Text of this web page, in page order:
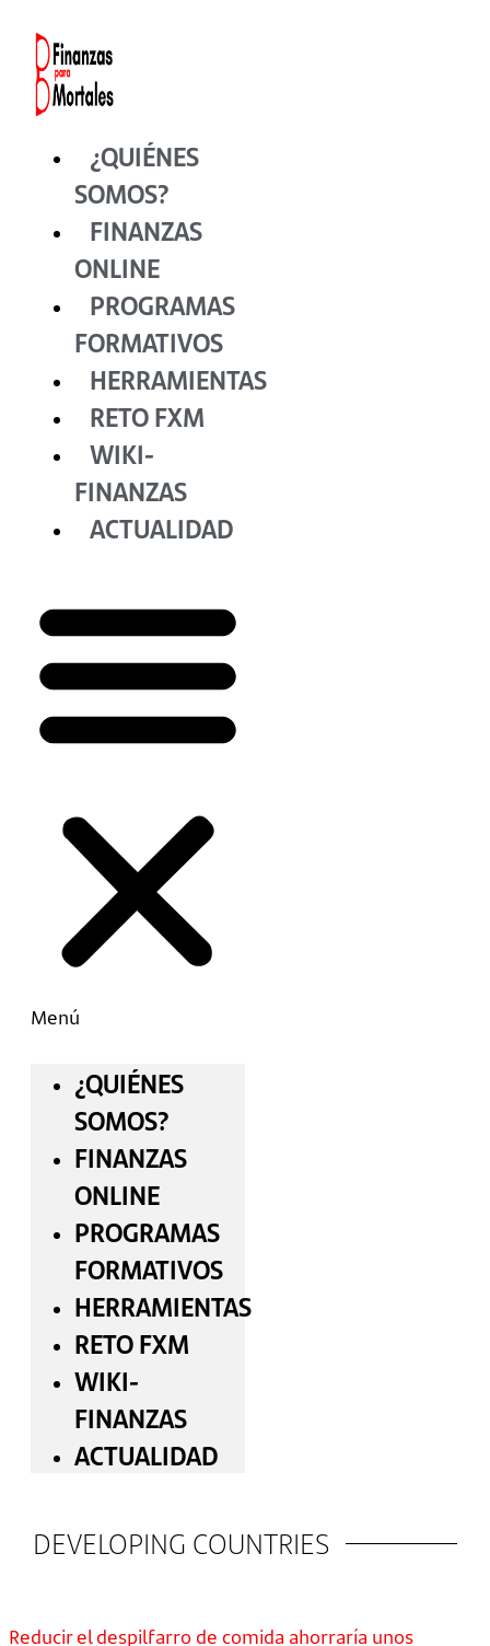
contenido
¿QUIÉNES
SOMOS?
FINANZAS
ONLINE
PROGRAMAS
FORMATIVOS
HERRAMIENTAS
RETO FXM
WIKI-
FINANZAS
ACTUALIDAD
Menú
¿QUIÉNES
SOMOS?
FINANZAS
ONLINE
PROGRAMAS
FORMATIVOS
HERRAMIENTAS
RETO FXM
WIKI-
FINANZAS
ACTUALIDAD
DEVELOPING COUNTRIES
Reducir el despilfarro de comida ahorraría unos